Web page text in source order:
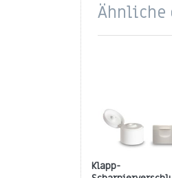
Ähnliche
Klapp-